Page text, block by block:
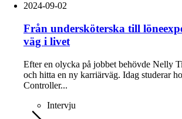
2024-09-02
Från undersköterska till
väg i livet
Efter en olycka på jobbet behövde Nelly
och hitta en ny karriärväg. Idag studerar
Controller...
Intervju